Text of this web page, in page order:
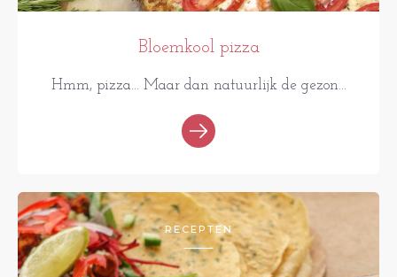
Bloemkool pizza
Hmm, pizza... Maar dan natuurlijk de gezon...
RECEPTEN